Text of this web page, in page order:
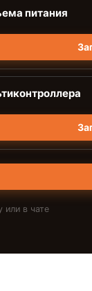
питания
или в чате